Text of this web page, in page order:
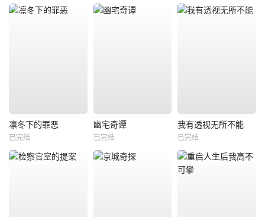
凛冬下的罪恶
已完结
幽宅奇谭
已完结
我有透视无所不能
已完结